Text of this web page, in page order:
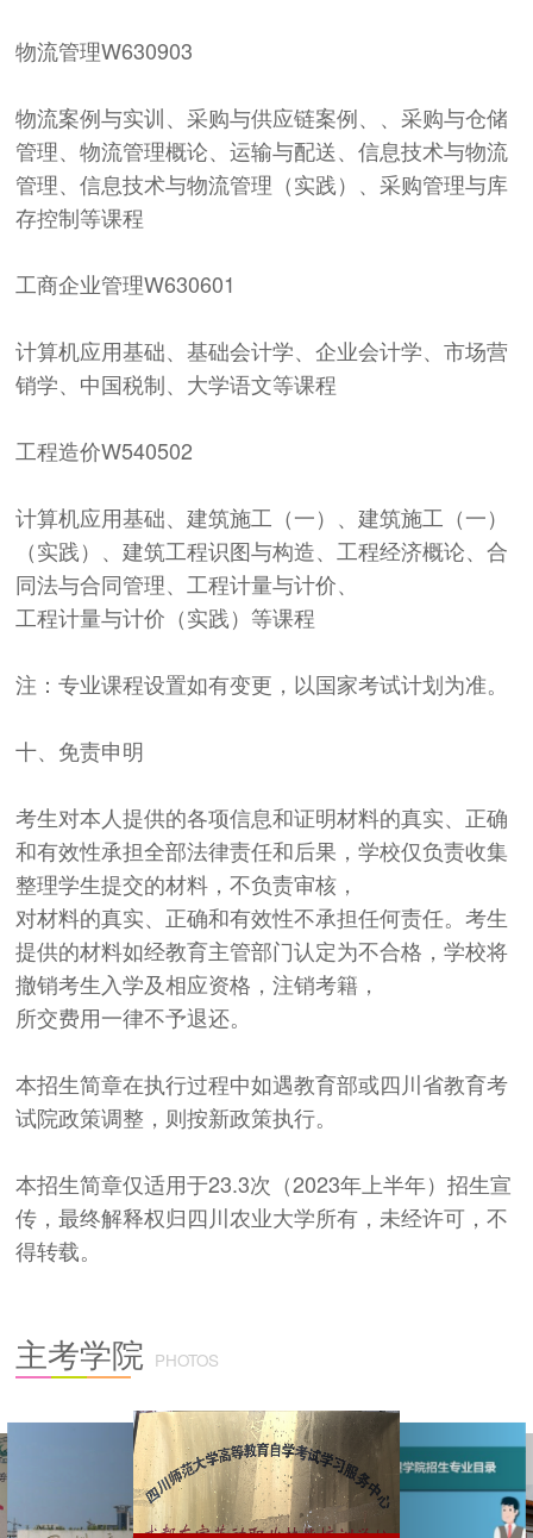
物流管理W630903
物流案例与实训、采购与供应链案例、、采购与仓储
管理、物流管理概论、运输与配送、信息技术与物流
管理、信息技术与物流管理（实践）、采购管理与库
存控制等课程
工商企业管理W630601
计算机应用基础、基础会计学、企业会计学、市场营
销学、中国税制、大学语文等课程
工程造价W540502
计算机应用基础、建筑施工（一）、建筑施工（一）
（实践）、建筑工程识图与构造、工程经济概论、合
同法与合同管理、工程计量与计价、
工程计量与计价（实践）等课程
注：专业课程设置如有变更，以国家考试计划为准。
十、免责申明
考生对本人提供的各项信息和证明材料的真实、正确
和有效性承担全部法律责任和后果，学校仅负责收集
整理学生提交的材料，不负责审核，
对材料的真实、正确和有效性不承担任何责任。考生
提供的材料如经教育主管部门认定为不合格，学校将
撤销考生入学及相应资格，注销考籍，
所交费用一律不予退还。
本招生简章在执行过程中如遇教育部或四川省教育考
试院政策调整，则按新政策执行。
本招生简章仅适用于23.3次（2023年上半年）招生宣
传，最终解释权归四川农业大学所有，未经许可，不
得转载。
主考学院 PHOTOS